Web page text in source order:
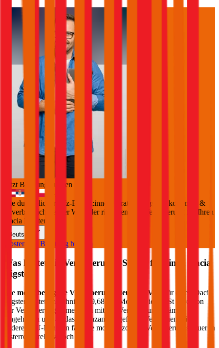
Jetzt Beratung buchen
+
Die durchblicker Kfz-Expert:innen beraten Sie gerne kostenlos &
unverbindlich bei der Wahl der richtigen Kfz-Versicherung für Ihren
Dacia Bigster
Deutsch
Kostenlose Beratung buchen
Was kostet die Versicherungs-Steuer für einen
Dacia
Bigster
Die motorbezogene Versicherungssteuer (mVSt) für einen
Dacia
Bigster
kostet im Schnitt € 49,68 pro Monat. Die mVSt wird von
der Versicherung gemeinsam mit der Versicherungsprämie
eingehoben und an das Finanzamt abgeführt. Verglichen mit
anderen EU-Ländern fällt die motorbezogene Versicherungssteuer in
Österreich relativ hoch aus.